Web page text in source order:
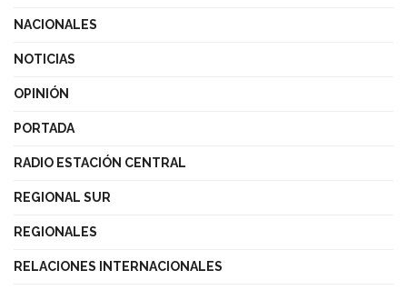
NACIONALES
NOTICIAS
OPINIÓN
PORTADA
RADIO ESTACIÓN CENTRAL
REGIONAL SUR
REGIONALES
RELACIONES INTERNACIONALES